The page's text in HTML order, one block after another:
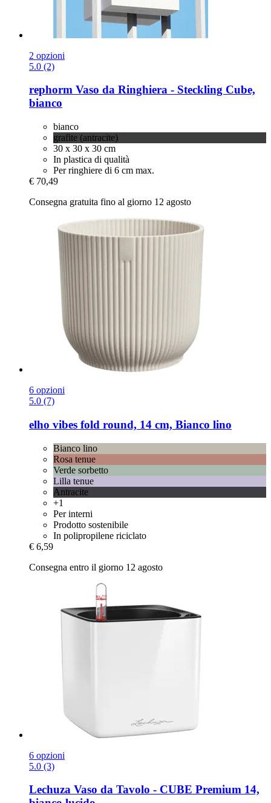
2 opzioni
5.0 (2)
rephorm Vaso da Ringhiera -​ Steckling Cube,
bianco
bianco
grafite (antracite)
30 x 30 x 30 cm
In plastica di qualità
Per ringhiere di 6 cm max.
€ 70,49
Consegna gratuita fino al giorno 12 agosto
6 opzioni
5.0 (7)
elho vibes fold round, 14 cm, Bianco lino
Bianco lino
Rosa tenue
Verde sorbetto
Lilla tenue
Antracite
+1
Per interni
Prodotto sostenibile
In polipropilene riciclato
€ 6,59
Consegna entro il giorno 12 agosto
6 opzioni
5.0 (3)
Lechuza Vaso da Tavolo -​ CUBE Premium 14,